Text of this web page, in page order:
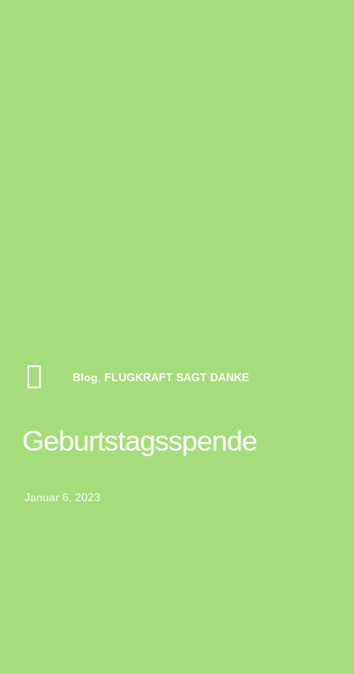
Blog FLUGKRAFT SAGT DANKE
Geburtstagsspende
Januar 6, 2023